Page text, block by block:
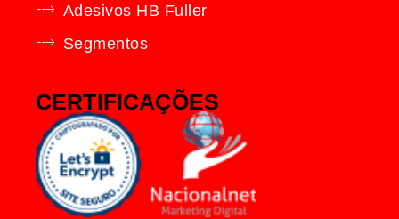
Adesivos HB Fuller
Segmentos
CERTIFICAÇÕES